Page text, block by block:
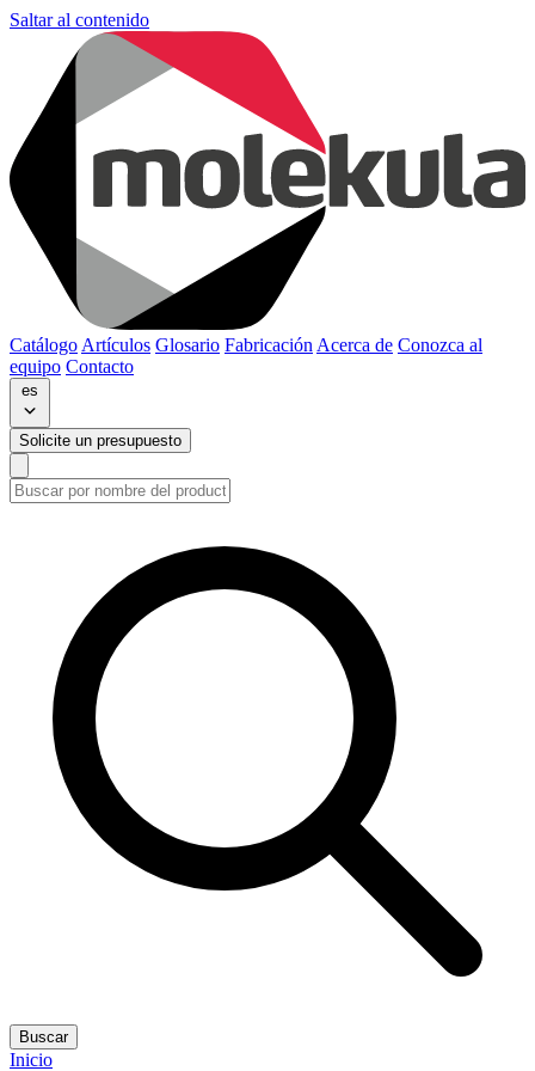
Saltar al contenido
Catálogo Artículos Glosario Fabricación Acerca de Conozca al
equipo Contacto
es
Solicite un presupuesto
Buscar
Inicio